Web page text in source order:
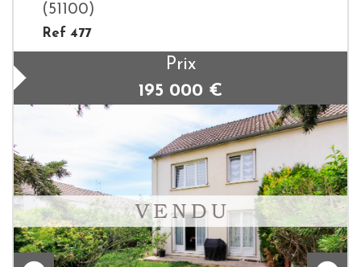
(51100)
Ref 477
Prix
195 000 €